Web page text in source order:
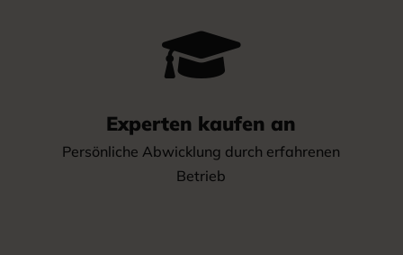

Experten kaufen an
Persönliche Abwicklung durch erfahrenen
Betrieb